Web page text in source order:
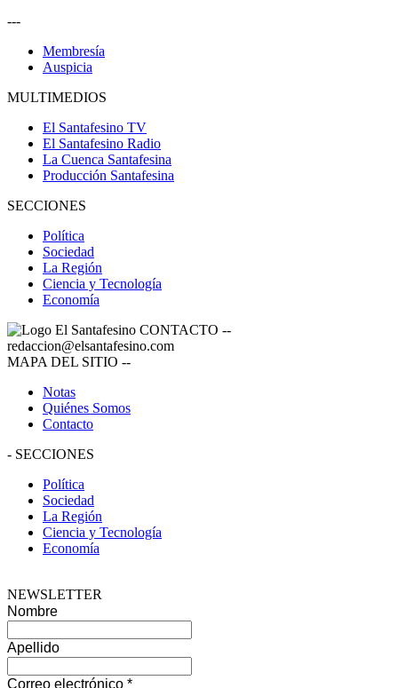
---
Membresía
Auspicia
MULTIMEDIOS
El Santafesino TV
El Santafesino Radio
La Cuenca Santafesina
Producción Santafesina
SECCIONES
Política
Sociedad
La Región
Ciencia y Tecnología
Economía
CONTACTO --
redaccion@elsantafesino.com
MAPA DEL SITIO --
Notas
Quiénes Somos
Contacto
- SECCIONES
Política
Sociedad
La Región
Ciencia y Tecnología
Economía
NEWSLETTER
Nombre
Apellido
Correo electrónico *